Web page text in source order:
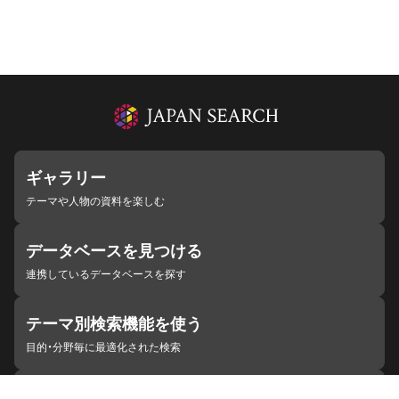
ギャラリー
テーマや人物の資料を楽しむ
データベースを見つける
連携しているデータベースを探す
テーマ別検索機能を使う
目的・分野毎に最適化された検索